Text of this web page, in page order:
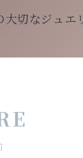
大切なジュエ